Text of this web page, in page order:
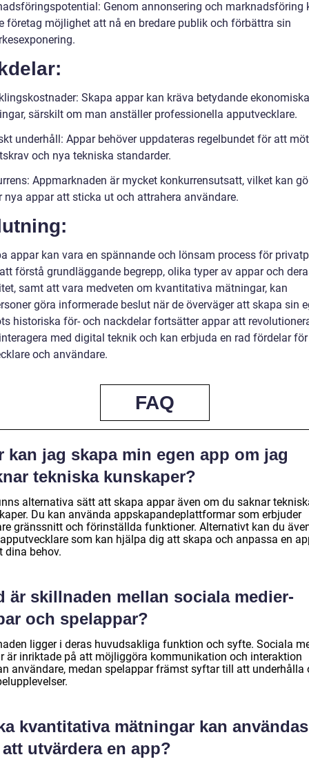
Genom annonsering och marknadsföring
företag möjlighet att nå en bredare publik och förbättra sin
Skapa appar kan kräva betydande ekonomiska
särskilt om man anställer professionella apputvecklare.
underhåll: Appar behöver uppdateras regelbundet för att
och nya tekniska standarder.
Appmarknaden är mycket konkurrensutsatt, vilket kan
nya appar att sticka ut och attrahera användare.
appar kan vara en spännande och lönsam process för
förstå grundläggande begrepp, olika typer av appar och
samt att vara medveten om kvantitativa mätningar, kan
göra informerade beslut när de överväger att skapa sin
historiska för- och nackdelar fortsätter appar att
med digital teknik och kan erbjuda en rad fördelar
och användare.
FAQ
kan jag skapa min egen app om jag
tekniska kunskaper?
alternativa sätt att skapa appar även om du saknar
Du kan använda appskapandeplattformar som erbjuder
gränssnitt och förinställda funktioner. Alternativt kan du
som kan hjälpa dig att skapa och anpassa en
dina behov.
är skillnaden mellan sociala medier-
och spelappar?
ligger i deras huvudsakliga funktion och syfte. Sociala
är inriktade på att möjliggöra kommunikation och interaktion
användare, medan spelappar främst syftar till att underhålla
kvantitativa mätningar kan användas
utvärdera en app?